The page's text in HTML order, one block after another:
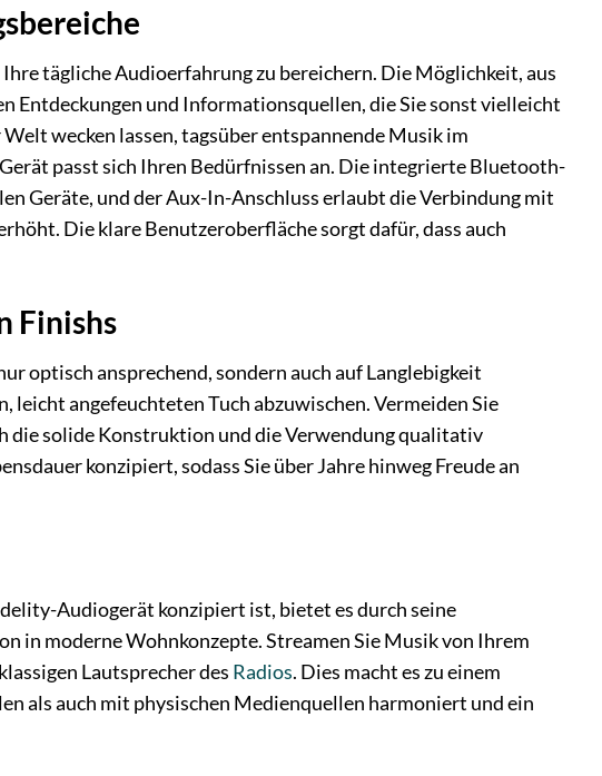
tägliche Audioerfahrung zu bereichern. Die Möglichkeit, aus
Entdeckungen und Informationsquellen, die Sie sonst vielleicht
wecken lassen, tagsüber entspannende Musik im
passt sich Ihren Bedürfnissen an. Die integrierte Bluetooth-
Geräte, und der Aux-In-Anschluss erlaubt die Verbindung mit
Die klare Benutzeroberfläche sorgt dafür, dass auch
Finishs
optisch ansprechend, sondern auch auf Langlebigkeit
leicht angefeuchteten Tuch abzuwischen. Vermeiden Sie
die solide Konstruktion und die Verwendung qualitativ
konzipiert, sodass Sie über Jahre hinweg Freude an
Audiogerät konzipiert ist, bietet es durch seine
moderne Wohnkonzepte. Streamen Sie Musik von Ihrem
Lautsprecher des Radios. Dies macht es zu einem
als auch mit physischen Medienquellen harmoniert und ein